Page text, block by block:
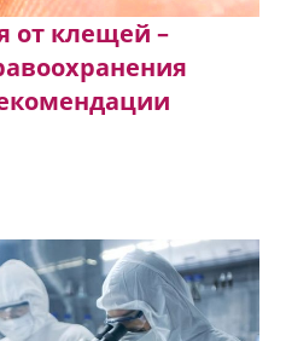
от клещей –